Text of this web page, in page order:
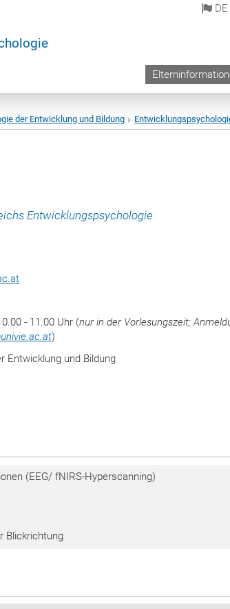
DE
der Entwicklung und Bildung
Entwicklungspsychologie
- 11.00 Uhr (nur in der Vorlesungszeit;
univie.ac.at)
Entwicklung und Bildung
(EEG/ fNIRS-Hyperscanning)
Blickrichtung